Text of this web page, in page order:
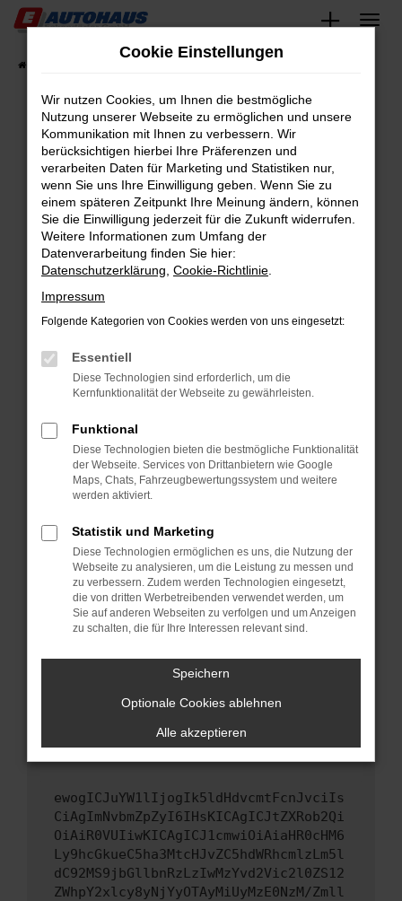
Zum
springen
Fahrzeugsuche
Fehler: Network Error
Beim Laden ist ein Fehler aufgetreten.
Hier sind ein paar Tipps, die dir helfen können:
Überprüfe deine Firewall und deine
Internetverbindung.
Laden andere Webseiten, zum Beispiel deine
Suchmaschine?
Prüfe deine Browsererweiterungen.
können das Laden bestimmter Seiten
verhindern. Funktioniert die Seite in einem
anderen Browser oder in einem privaten
Starte dein Gerät neu.
Das kann manchmal helfen, vorübergehende
Probleme zu beheben.
Betriebssystem auf dem neuesten Stand
sind.
Veraltete Software birgt nicht nur ein
Sicherheitsrisiko, sondern kann auch dazu
führen, dass bestimmte Funktionen nicht mehr
unterstützt werden.
Wende dich an den Webseitenbetreiber.
Wenn du alle oben genannten Schritte versucht
hast, kontaktiere uns bitte. Wir werden
versuchen, das Problem zu beheben. Du kannst
uns diesen Text schicken, um uns bei der
ewogICJuYW1lIjogIk5ldHdvcmtFcnJvciIs
CiAgImNvbmZpZyI6IHsKICAgICJtZXRob2Qi
OiAiR0VUIiwKICAgICJ1cmwiOiAiaHR0cHM6
Ly9hcGkueC5ha3MtcHJvZC5hdWRhcmlzLm5l
dC92MS9jbGllbnRzLzIwMzYvd2Vic2l0ZS12
ZWhpY2xlcy8yNjYyOTAyMiUyMzE0NzM/Zmll
Cookie Einstellungen
Wir nutzen Cookies, um Ihnen die bestmögliche
Nutzung unserer Webseite zu ermöglichen und unsere
Kommunikation mit Ihnen zu verbessern. Wir
berücksichtigen hierbei Ihre Präferenzen und
verarbeiten Daten für Marketing und Statistiken nur,
wenn Sie uns Ihre Einwilligung geben. Wenn Sie zu
einem späteren Zeitpunkt Ihre Meinung ändern, können
Sie die Einwilligung jederzeit für die Zukunft widerrufen.
Weitere Informationen zum Umfang der
Datenverarbeitung finden Sie hier:
Datenschutzerklärung Cookie-Richtlinie
Impressum
Folgende Kategorien von Cookies werden von uns eingesetzt:
Essentiell
Diese Technologien sind erforderlich, um die
Kernfunktionalität der Webseite zu gewährleisten.
Funktional
Diese Technologien bieten die bestmögliche Funktionalität
der Webseite. Services von Drittanbietern wie Google
Maps, Chats, Fahrzeugbewertungssystem und weitere
werden aktiviert.
Statistik und Marketing
Diese Technologien ermöglichen es uns, die Nutzung der
Webseite zu analysieren, um die Leistung zu messen und
zu verbessern. Zudem werden Technologien eingesetzt,
die von dritten Werbetreibenden verwendet werden, um
Sie auf anderen Webseiten zu verfolgen und um Anzeigen
zu schalten, die für Ihre Interessen relevant sind.
Speichern
Optionale Cookies ablehnen
Alle akzeptieren